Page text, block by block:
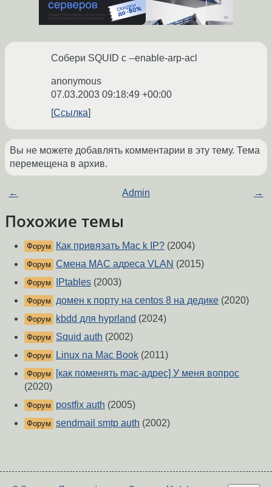
Собери SQUID с --enable-arp-acl
anonymous
07.03.2003 09:18:49 +00:00
Ссылка
Вы не можете добавлять комментарии в эту тему. Тема
перемещена в архив.
← Admin →
Похожие темы
Форум Как привязать Mac k IP? (2004)
Форум Смена MAC адреса VLAN (2015)
Форум IPtables (2003)
Форум домен к порту на centos 8 на дедике (2020)
Форум kbdd для hyprland (2024)
Форум Squid auth (2002)
Форум Linux na Mac Book (2011)
Форум
[как поменять mac-адрес] У меня вопрос
(2020)
Форум postfix auth (2005)
Форум sendmail smtp auth (2002)